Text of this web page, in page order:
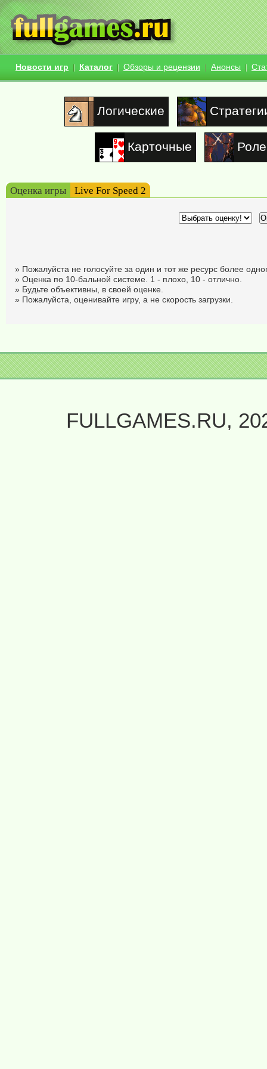
Новости игр Каталог Обзоры и рецензии Анонсы
Логические
Карточные
Оценка игры Live For Speed 2
» Пожалуйста не голосуйте за один и тот же ресурс более
» Оценка по 10-бальной системе. 1 - плохо, 10 - отлично.
» Будьте объективны, в своей оценке.
» Пожалуйста, оценивайте игру, а не скорость загрузки.
FULLGAMES.RU,